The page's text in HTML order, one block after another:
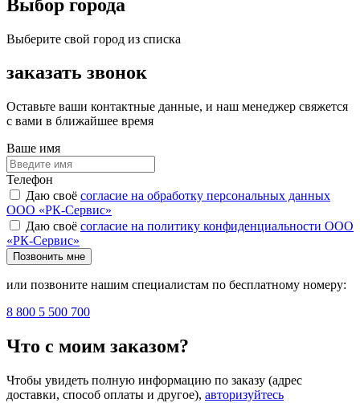
Выбор города
Выберите свой город из списка
заказать звонок
Оставьте ваши контактные данные, и наш менеджер свяжется
с вами в ближайшее время
Ваше имя
Телефон
Даю своё согласие на обработку персональных данных
ООО «РК-Сервис»
Даю своё согласие на политику конфиденциальности ООО
«РК-Сервис»
Позвонить мне
или позвоните нашим специалистам по бесплатному номеру:
8 800 5 500 700
Что с моим заказом?
Чтобы увидеть полную информацию по заказу (адрес
доставки, способ оплаты и другое), авторизуйтесь